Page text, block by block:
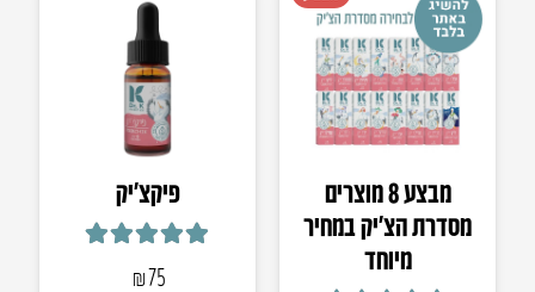
מבצע 8 מוצרים
מסדרת הצ׳יק במחיר
מיוחד
פיקצ’יק
₪75